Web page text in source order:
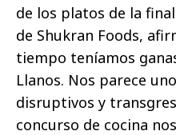
de los platos de la
de Shukran Foods,
tiempo teníamos
Llanos. Nos parece
disruptivos y
concurso de cocina